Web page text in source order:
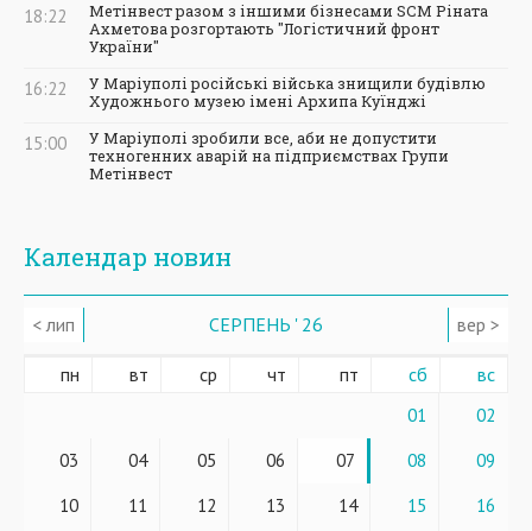
18:22
Метінвест разом з іншими бізнесами SCM Ріната
Ахметова розгортають "Логістичний фронт
України"
16:22
У Маріуполі російські війська знищили будівлю
Художнього музею імені Архипа Куїнджі
15:00
У Маріуполі зробили все, аби не допустити
техногенних аварій на підприємствах Групи
Метінвест
Календар новин
< лип СЕРПЕНЬ ' 26 вер >
пн вт ср чт пт сб вс
01
02
03
04 05 06 07 08
09
10
11 12 13 14 15
16